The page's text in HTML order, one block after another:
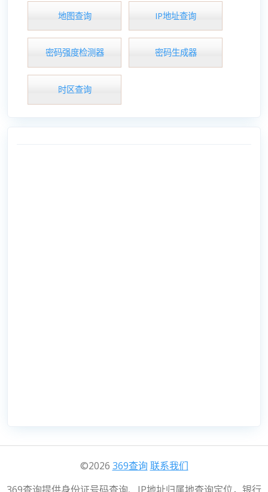
地图查询 IP地址查询
密码强度检测器 密码生成器
时区查询
©2026 369查询 联系我们
369查询提供身份证号码查询、IP地址归属地查询定位，银行